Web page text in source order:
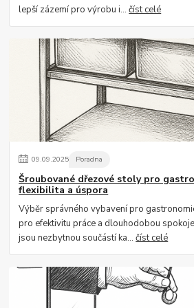
lepší zázemí pro výrobu i...číst celé
09.09.2025 Poradna
Šroubované dřezové stoly pro
flexibilita a úspora
Výběr správného vybavení pro
pro efektivitu práce a dlouhodobou
jsou nezbytnou součástí ka...číst celé